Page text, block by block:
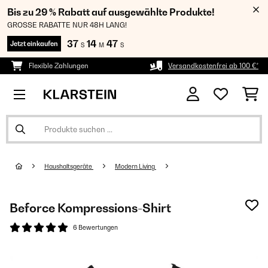
Bis zu 29 % Rabatt auf ausgewählte Produkte!
GROSSE RABATTE NUR 48H LANG!
Jetzt einkaufen 37 S 14 M 46 S
Flexible Zahlungen Versandkostenfrei ab 100 €*
Haushaltsgeräte Modern Living
Beforce Kompressions-Shirt
6 Bewertungen